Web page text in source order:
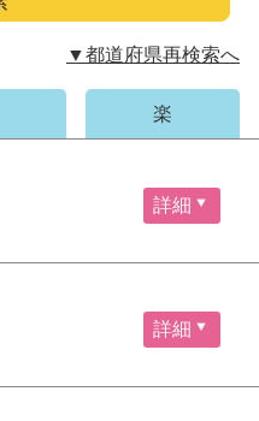
▼都道府県再検索へ
楽
詳細
詳細